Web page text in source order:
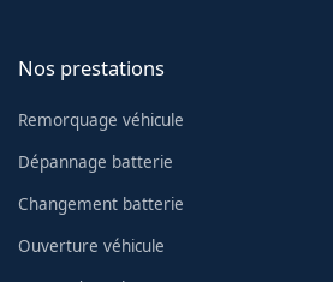
Nos prestations
Remorquage véhicule
Dépannage batterie
Changement batterie
Ouverture véhicule